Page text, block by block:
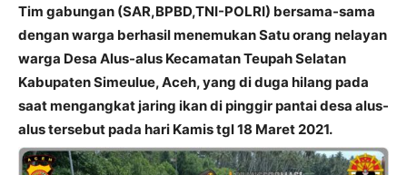
Tim gabungan (SAR,BPBD,TNI-POLRI) bersama-sama
dengan warga berhasil menemukan Satu orang nelayan
warga Desa Alus-alus Kecamatan Teupah Selatan
Kabupaten Simeulue, Aceh, yang di duga hilang pada
saat mengangkat jaring ikan di pinggir pantai desa alus-
alus tersebut pada hari Kamis tgl 18 Maret 2021.